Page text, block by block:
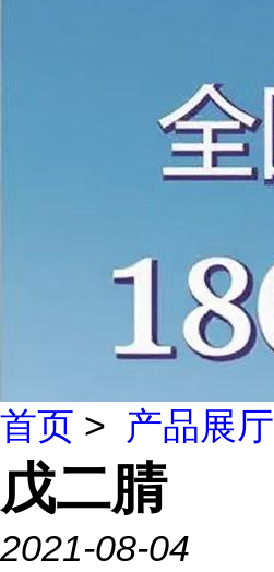
首页 > 产品展厅
戊二腈
2021-08-04